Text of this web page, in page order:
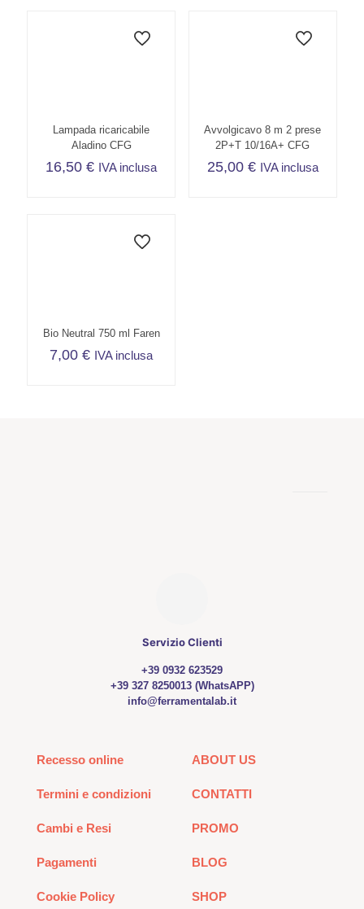
Lampada ricaricabile
Aladino CFG
16,50€ IVA inclusa
Avvolgicavo 8 m 2 prese
2P+T 10/16A+ CFG
25,00 € IVA inclusa
Bio Neutral 750 ml Faren
7,00€ IVA inclusa
Servizio Clienti
+39 0932 623529
+39 327 8250013 (WhatsAPP)
info@ferramentalab.it
Recesso online
Termini e condizioni
Cambi e Resi
Pagamenti
Cookie Policy
ABOUT US
CONTATTI
PROMO
BLOG
SHOP